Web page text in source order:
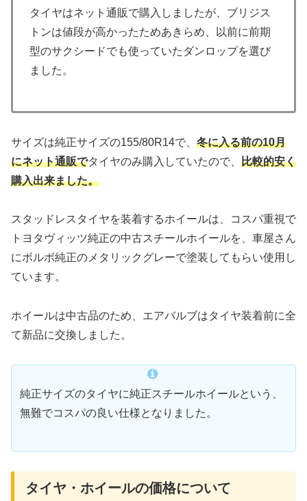
タイヤはネット通販で購入しましたが、ブリジス
トンは値段が高かったためあきらめ、以前に前期
型のサクシードでも使っていたダンロップを選び
ました。
サイズは純正サイズの155/80R14で、 冬に入る前の10月
にネット通販でタイヤのみ購入していたので、 比較的安く
購入出来ました。
スタッドレスタイヤを装着するホイールは、コスパ重視で
トヨタヴィッツ純正の中古スチールホイールを、車屋さん
にボルボ純正のメタリックグレーで塗装してもらい使用し
ています。
ホイールは中古品のため、エアバルブはタイヤ装着前に全
て新品に交換しました。
純正サイズのタイヤに純正スチールホイールという、
無難でコスパの良い仕様となりました。
タイヤ・ホイールの価格について